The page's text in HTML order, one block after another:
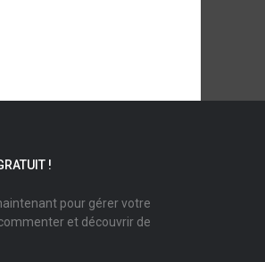
!
pour gérer votre
et découvrir de